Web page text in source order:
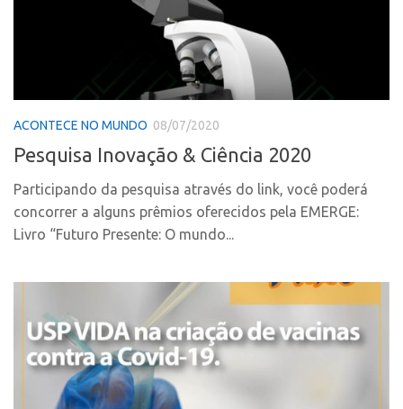
Polo Lorena
Polo Ribeirão Preto
Polo São Carlos
Programas
Bolsa Empreendedorismo
Conexão USP
Conexão Inter-USP
Leis e Normas
Portal do Inventor
Institucional
Coordenação
Polos
Polo Capital
Polo Lorena
Polo São Carlos
Programas
Bolsa Empreendedorismo
Bolsa Startup USP
ACONTECE NO MUNDO 08/07/2020
Pesquisa Inovação & Ciência 2020
Participando da pesquisa através do link, você poderá
concorrer a alguns prêmios oferecidos pela EMERGE:
Livro “Futuro Presente: O mundo...